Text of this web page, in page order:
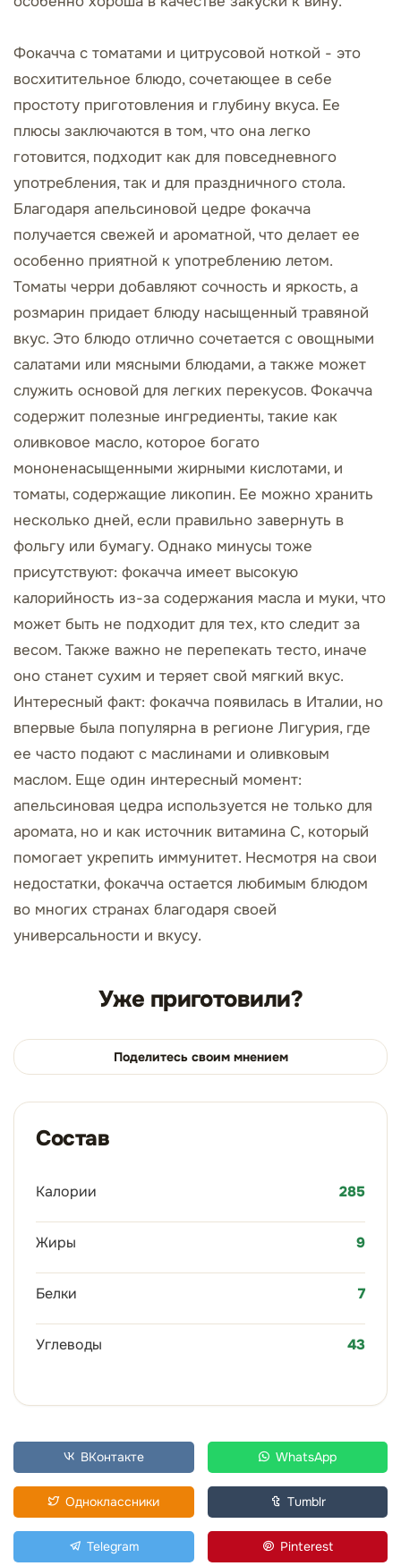
Фокачча с томатами и цитрусовой ноткой - это
восхитительное блюдо, сочетающее в себе
простоту приготовления и глубину вкуса. Ее
плюсы заключаются в том, что она легко
готовится, подходит как для повседневного
употребления, так и для праздничного стола.
Благодаря апельсиновой цедре фокачча
получается свежей и ароматной, что делает ее
особенно приятной к употреблению летом.
Томаты черри добавляют сочность и яркость, а
розмарин придает блюду насыщенный травяной
вкус. Это блюдо отлично сочетается с овощными
салатами или мясными блюдами, а также может
служить основой для легких перекусов. Фокачча
содержит полезные ингредиенты, такие как
оливковое масло, которое богато
мононенасыщенными жирными кислотами, и
томаты, содержащие ликопин. Ее можно хранить
несколько дней, если правильно завернуть в
фольгу или бумагу. Однако минусы тоже
присутствуют: фокачча имеет высокую
калорийность из-за содержания масла и муки, что
может быть не подходит для тех, кто следит за
весом. Также важно не перепекать тесто, иначе
оно станет сухим и теряет свой мягкий вкус.
Интересный факт: фокачча появилась в Италии, но
впервые была популярна в регионе Лигурия, где
ее часто подают с маслинами и оливковым
маслом. Еще один интересный момент:
апельсиновая цедра используется не только для
аромата, но и как источник витамина С, который
помогает укрепить иммунитет. Несмотря на свои
недостатки, фокачча остается любимым блюдом
во многих странах благодаря своей
универсальности и вкусу.
Уже приготовили?
Поделитесь своим мнением
Состав
Калории 285
Жиры 9
Белки 7
Углеводы 43
ВКонтакте WhatsApp
Одноклассники Tumblr
Telegram Pinterest